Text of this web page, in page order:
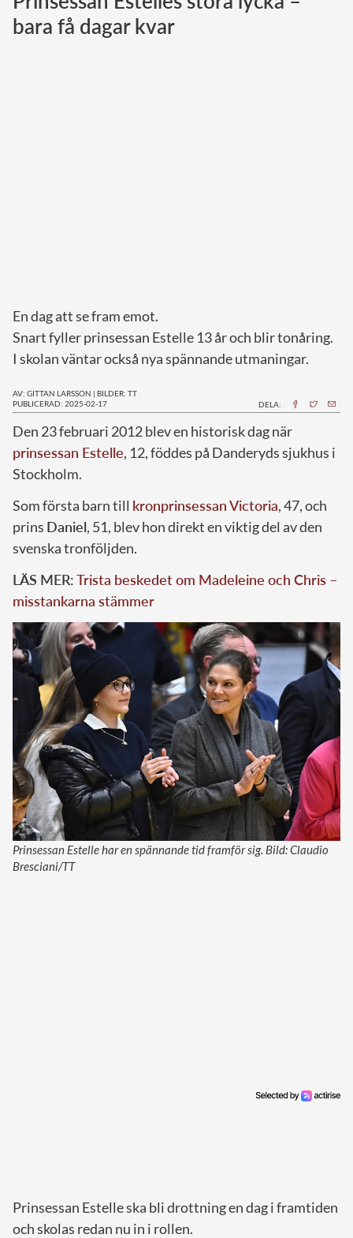
Norska kungahuset
bara få dagar kvar
En dag att se fram emot.
Snart fyller prinsessan Estelle 13 år och blir tonåring.
I skolan väntar också nya spännande utmaningar.
AV: GITTAN LARSSON | BILDER: TT
PUBLICERAD: 2025-02-17
DELA:
Den 23 februari 2012 blev en historisk dag när
prinsessan Estelle, 12, föddes på Danderyds sjukhus i
Stockholm.
Som första barn till kronprinsessan Victoria, 47, och
prins Daniel, 51, blev hon direkt en viktig del av den
svenska tronföljden.
LÄS MER:Trista beskedet om Madeleine och Chris –
misstankarna stämmer
Prinsessan Estelle har en spännande tid framför sig. Bild: Claudio
Bresciani/TT
Prinsessan Estelle ska bli drottning en dag i framtiden
och skolas redan nu in i rollen.